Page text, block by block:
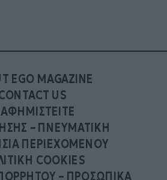
EGO MAGAZINE
US
– ΠΝΕΥΜΑΤΙΚΗ
ΠΕΡΙΕΧΟΜΕΝΟΥ
COOKIES
– ΠΡΟΣΩΠΙΚΑ